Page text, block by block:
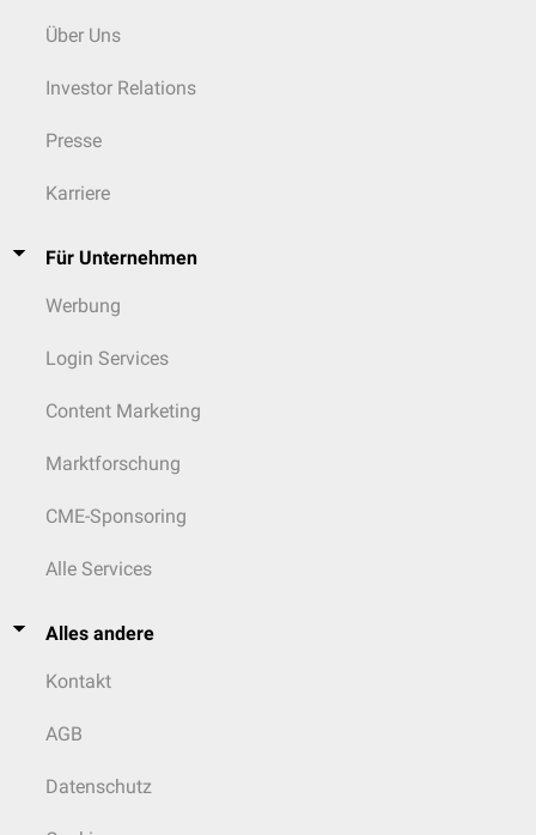
Über Uns
Investor Relations
Presse
Karriere
Für Unternehmen
Werbung
Login Services
Content Marketing
Marktforschung
CME-Sponsoring
Alle Services
Alles andere
Kontakt
AGB
Datenschutz